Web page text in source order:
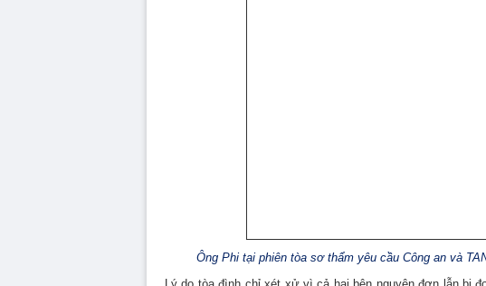
Ông Phi tại phiên tòa sơ thẩm yêu cầu Công an và